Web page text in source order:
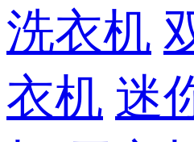
洗衣机
衣机 迷